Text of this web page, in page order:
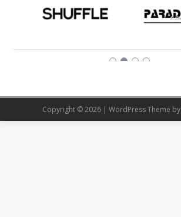
Copyright © 2026 | WordPress Theme by